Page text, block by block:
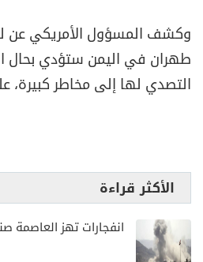
وكشف المسؤول الأمريكي عن
طهران في اليمن ستؤدي بحال
التصدي لها إلى مخاطر كبيرة،
الأكثر قراءة
انفجارات تهز العاصمة